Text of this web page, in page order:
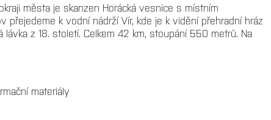
města je skanzen Horácká vesnice s místním
k vodní nádrží Vír, kde je k vidění přehradní hráz
z 18. století. Celkem 42 km, stoupání 550 metrů. Na
materiály